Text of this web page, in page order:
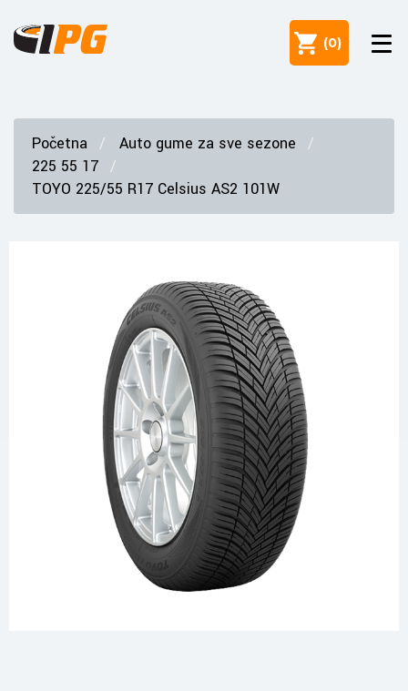
(0)
Početna
Auto gume za sve sezone
225 55 17
TOYO 225/55 R17 Celsius AS2 101W